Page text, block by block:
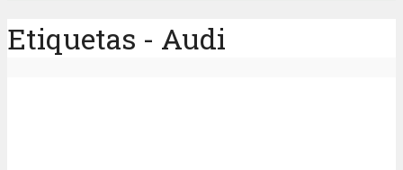
Etiquetas - Audi